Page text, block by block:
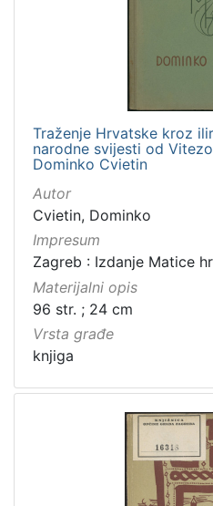
Traženje Hrvatske kroz
narodne svijesti od
Dominko Cvietin
Autor
Cvietin, Dominko
Impresum
Zagreb : Izdanje Matice
Materijalni opis
96 str. ; 24 cm
Vrsta građe
knjiga